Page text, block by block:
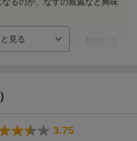
るのか、なすの親戚など興味
も紹介されており、勉強にな
3.75